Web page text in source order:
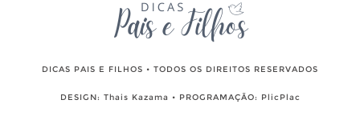
DICAS PAIS E FILHOS • TODOS OS DIREITOS RESERVADOS
DESIGN: Thais Kazama • PROGRAMAÇÃO: PlicPlac